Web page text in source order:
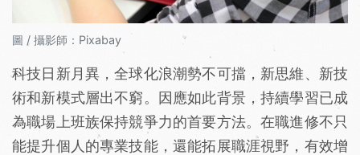
圖 / 攝影師：Pixabay
科技日新月異，全球化浪潮勢不可擋，新思維、新技
術和新模式層出不窮。因應如此背景，持續學習已成
為職場上班族保持競爭力的首要方法。在職進修不只
能提升個人的專業技能，還能拓展職涯視野，有效增